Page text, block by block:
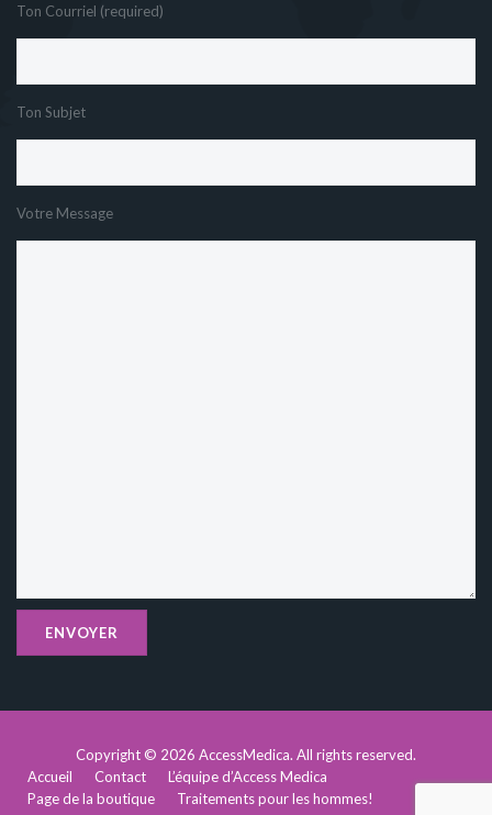
Ton Courriel (required)
Ton Subjet
Votre Message
Copyright © 2026 AccessMedica. All rights reserved.
Accueil
Contact
L’équipe d’Access Medica
Page de la boutique
Traitements pour les hommes!